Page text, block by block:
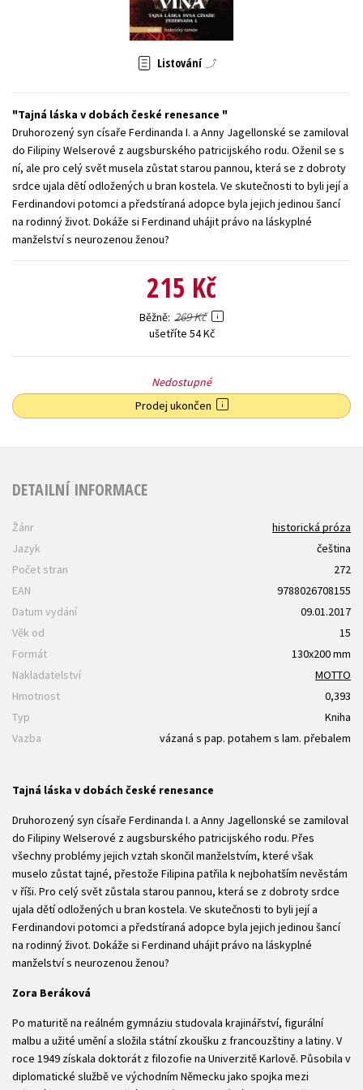
Zahraniční literatura
Všechny tituly
Listování
Tajná láska v dobách české renesance
Druhorozený syn císaře Ferdinanda I. a Anny Jagellonské se zamiloval
do Filipiny Welserové z augsburského patricijského rodu. Oženil se s
ní, ale pro celý svět musela zůstat starou pannou, která se z dobroty
srdce ujala dětí odložených u bran kostela. Ve skutečnosti to byli její a
Ferdinandovi potomci a předstíraná adopce byla jejich jedinou šancí
na rodinný život. Dokáže si Ferdinand uhájit právo na láskyplné
manželství s neurozenou ženou?
215 Kč
Běžně 269 Kč
ušetříte 54 Kč
Nedostupné
Prodej ukončen
DETAILNÍ INFORMACE
Žánr
historická próza
Jazyk
čeština
Počet stran
272
EAN
9788026708155
Datum vydání
09.01.2017
Věk od
15
Formát
130x200 mm
Nakladatelství
MOTTO
Hmotnost
0,393
Typ
Kniha
Vazba
vázaná s pap. potahem s lam. přebalem
Tajná láska v dobách české renesance
Druhorozený syn císaře Ferdinanda I. a Anny Jagellonské se zamiloval
do Filipiny Welserové z augsburského patricijského rodu. Přes
všechny problémy jejich vztah skončil manželstvím, které však
muselo zůstat tajné, přestože Filipina patřila k nejbohatším nevěstám
v říši. Pro celý svět zůstala starou pannou, která se z dobroty srdce
ujala dětí odložených u bran kostela. Ve skutečnosti to byli její a
Ferdinandovi potomci a předstíraná adopce byla jejich jedinou šancí
na rodinný život. Dokáže si Ferdinand uhájit právo na láskyplné
manželství s neurozenou ženou?
Zora Beráková
Po maturitě na reálném gymnáziu studovala krajinářství, figurální
malbu a užité umění a složila státní zkoušku z francouzštiny a latiny. V
roce 1949 získala doktorát z filozofie na Univerzitě Karlově. Působila v
diplomatické službě ve východním Německu jako spojka mezi